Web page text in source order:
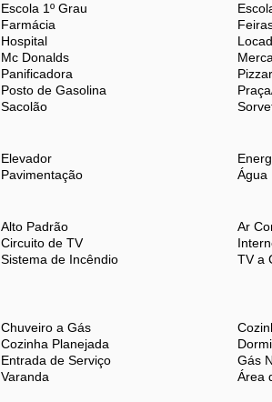
Escola 1º Grau
Farmácia
Hospital
Mc Donalds
Panificadora
Posto de Gasolina
Sacolão
Elevador
Pavimentação Água
Alto Padrão
Ar
Circuito de TV
Sistema de Incêndio
TV a
Chuveiro a Gás
Cozinha Planejada
Entrada de Serviço
Gás
Varanda Área